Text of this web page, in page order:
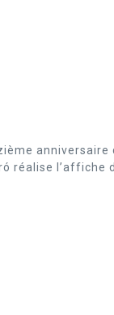
anniversaire
réalise l’affiche